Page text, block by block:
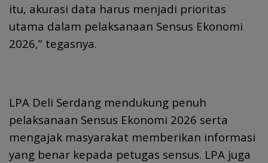
itu, akurasi data harus menjadi prioritas
utama dalam pelaksanaan Sensus Ekonomi
2026,” tegasnya.
LPA Deli Serdang mendukung penuh
pelaksanaan Sensus Ekonomi 2026 serta
mengajak masyarakat memberikan informasi
yang benar kepada petugas sensus. LPA juga